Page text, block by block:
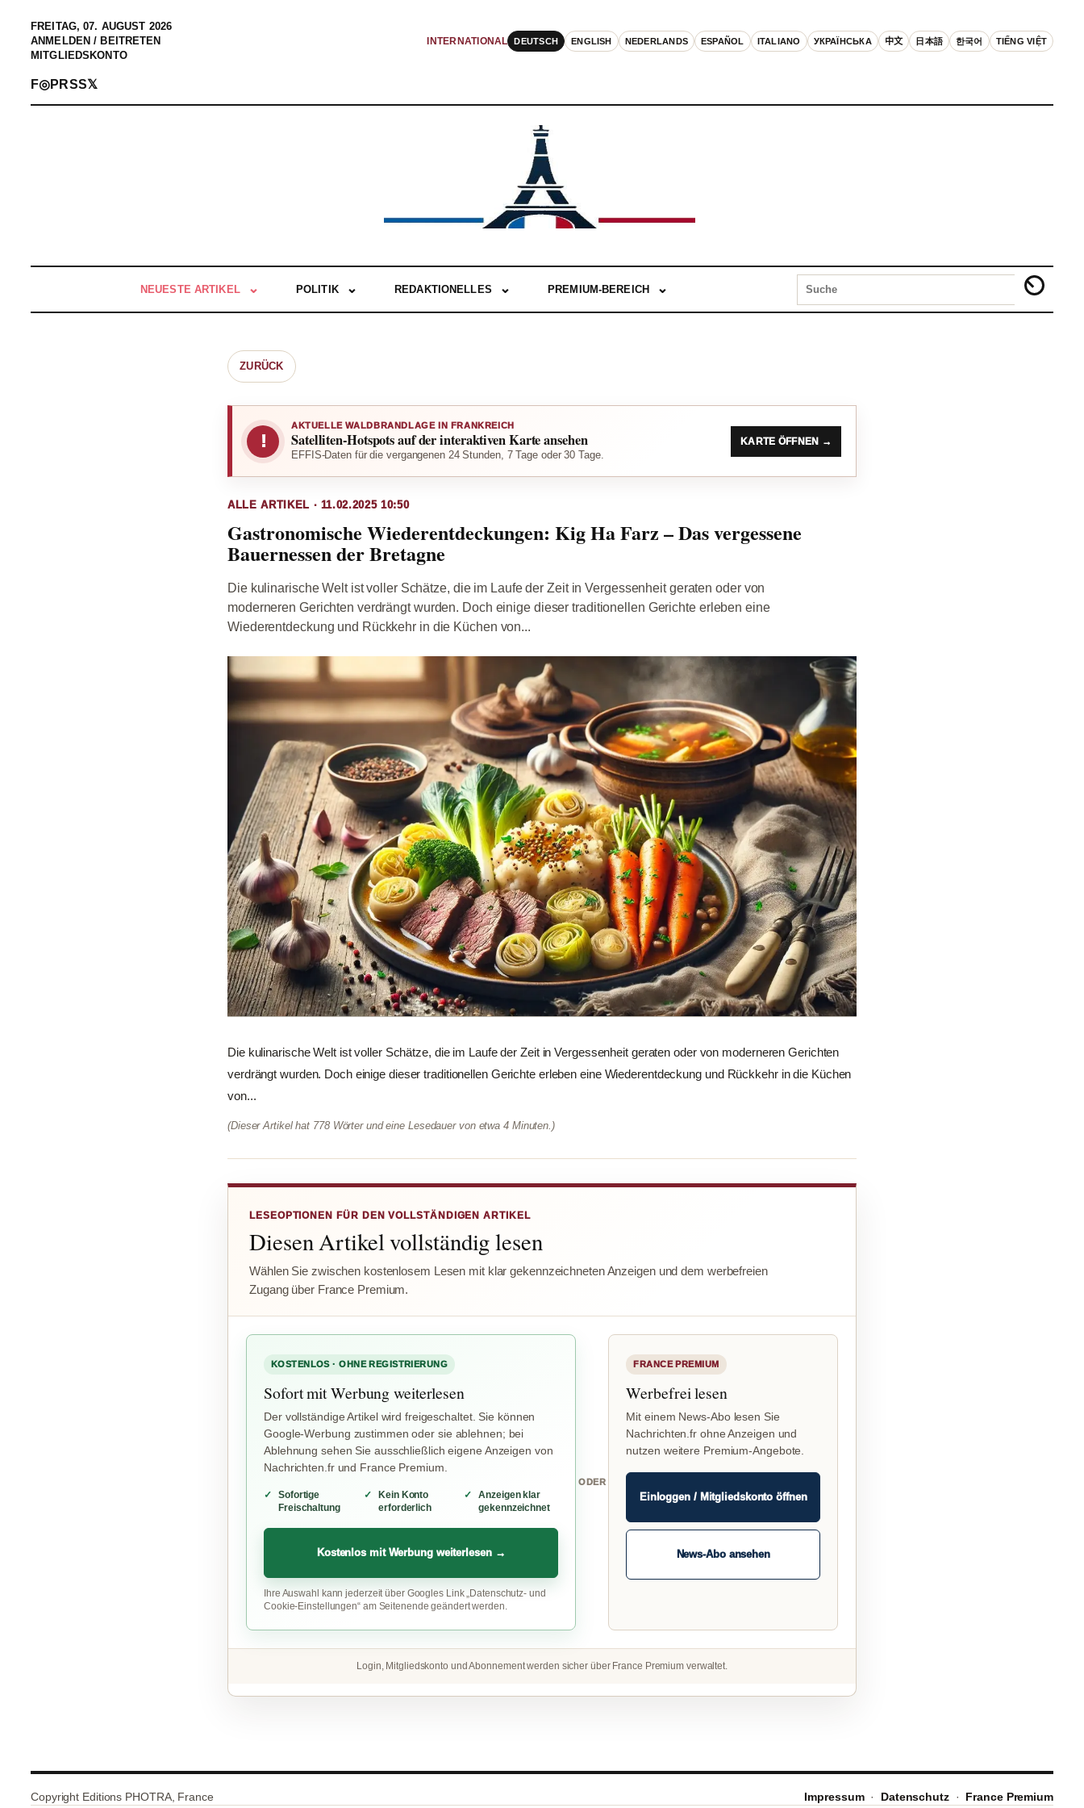
FREITAG, 07. AUGUST 2026
ANMELDEN / BEITRETEN
MITGLIEDSKONTO
INTERNATIONAL DEUTSCH ENGLISH NEDERLANDS ESPAÑOL ITALIANO УКРАЇНСЬКА 中文 日本語 한국어 TIẾNG VIỆT
F◎PRSS𝕏
NEUESTE ARTIKEL POLITIK REDAKTIONELLES PREMIUM-BEREICH
ZURÜCK
!
AKTUELLE WALDBRANDLAGE IN FRANKREICH
Satelliten-Hotspots auf der interaktiven Karte ansehen
EFFIS-Daten für die vergangenen 24 Stunden, 7 Tage oder 30 Tage.
KARTE ÖFFNEN →
ALLE ARTIKEL · 11.02.2025 10:50
Gastronomische Wiederentdeckungen: Kig Ha Farz – Das vergessene
Bauernessen der Bretagne
Die kulinarische Welt ist voller Schätze, die im Laufe der Zeit in Vergessenheit geraten oder von
moderneren Gerichten verdrängt wurden. Doch einige dieser traditionellen Gerichte erleben eine
Wiederentdeckung und Rückkehr in die Küchen von...
Die kulinarische Welt ist voller Schätze, die im Laufe der Zeit in Vergessenheit geraten oder von moderneren Gerichten
verdrängt wurden. Doch einige dieser traditionellen Gerichte erleben eine Wiederentdeckung und Rückkehr in die Küchen
von...
(Dieser Artikel hat 778 Wörter und eine Lesedauer von etwa 4 Minuten.)
LESEOPTIONEN FÜR DEN VOLLSTÄNDIGEN ARTIKEL
Diesen Artikel vollständig lesen
Wählen Sie zwischen kostenlosem Lesen mit klar gekennzeichneten Anzeigen und dem werbefreien
Zugang über France Premium.
KOSTENLOS · OHNE REGISTRIERUNG
Sofort mit Werbung weiterlesen
Der vollständige Artikel wird freigeschaltet. Sie können
Google-Werbung zustimmen oder sie ablehnen; bei
Ablehnung sehen Sie ausschließlich eigene Anzeigen von
Nachrichten.fr und France Premium.
Sofortige
Freischaltung
Kein Konto
erforderlich
Anzeigen klar
gekennzeichnet
Kostenlos mit Werbung weiterlesen →
Ihre Auswahl kann jederzeit über Googles Link „Datenschutz- und
Cookie-Einstellungen“ am Seitenende geändert werden.
ODER
FRANCE PREMIUM
Werbefrei lesen
Mit einem News-Abo lesen Sie
Nachrichten.fr ohne Anzeigen und
nutzen weitere Premium-Angebote.
Einloggen / Mitgliedskonto öffnen
News-Abo ansehen
Login, Mitgliedskonto und Abonnement werden sicher über France Premium verwaltet.
Copyright Editions PHOTRA, France Impressum· Datenschutz· France Premium